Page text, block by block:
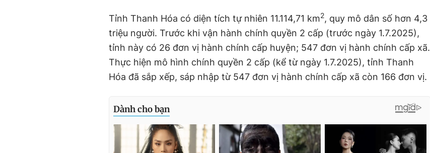
Tỉnh Thanh Hóa có diện tích tự nhiên 11.114,71 km2, quy mô dân số hơn 4,3
triệu người. Trước khi vận hành chính quyền 2 cấp (trước ngày 1.7.2025),
tỉnh này có 26 đơn vị hành chính cấp huyện; 547 đơn vị hành chính cấp xã.
Thực hiện mô hình chính quyền 2 cấp (kể từ ngày 1.7.2025), tỉnh Thanh
Hóa đã sắp xếp, sáp nhập từ 547 đơn vị hành chính cấp xã còn 166 đơn vị.